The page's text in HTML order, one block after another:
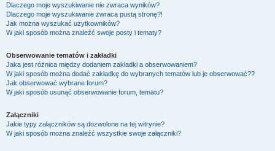
Dlaczego moje wyszukiwanie nie zwraca wyników?
Dlaczego moje wyszukiwanie zwraca pustą stronę?!
Jak można wyszukać użytkowników?
W jaki sposób można znaleźć swoje posty i tematy?
Obserwowanie tematów i zakładki
Jaka jest różnica między dodaniem zakładki a obserwowaniem?
W jaki sposób można dodać zakładkę do wybranych tematów lub je obserwować??
Jak obserwować wybrane forum?
W jaki sposób usunąć obserwowanie forum, tematu?
Załączniki
Jakie typy załączników są dozwolone na tej witrynie?
W jaki sposób można znaleźć wszystkie swoje załączniki?